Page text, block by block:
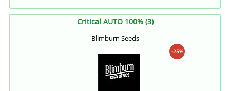
Critical AUTO 100% (3)
Blimburn Seeds
-25%